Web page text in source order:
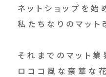
ネットショップを始
私たちなりのマット
それまでのマット業
ロココ風な豪華な